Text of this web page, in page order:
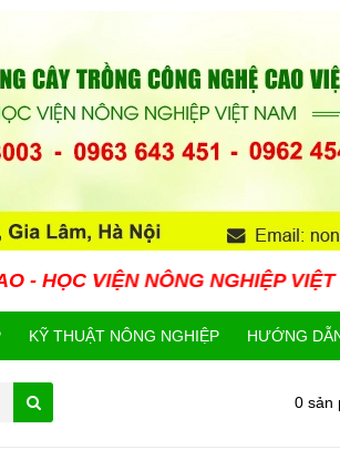
NÔNG NGHIỆP VIỆT NAM
KỸ THUẬT NÔNG NGHIỆP HƯỚNG
0 sản